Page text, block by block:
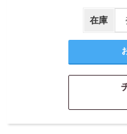
在庫